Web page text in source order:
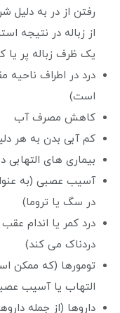
رفتن از در به دلیل
از زباله در نتیجه
یک ظرف زباله پر یا
درد در اطراف
است)
کاهش مصرف آب
کم آبی بدن به هر
بیماری های التهابی
آسیب عصبی (به
در سگ یا تروما)
درد کمر یا اندام
دردناک می کند)
تومورها (که ممکن
التهاب یا آسیب
داروها (از جمله